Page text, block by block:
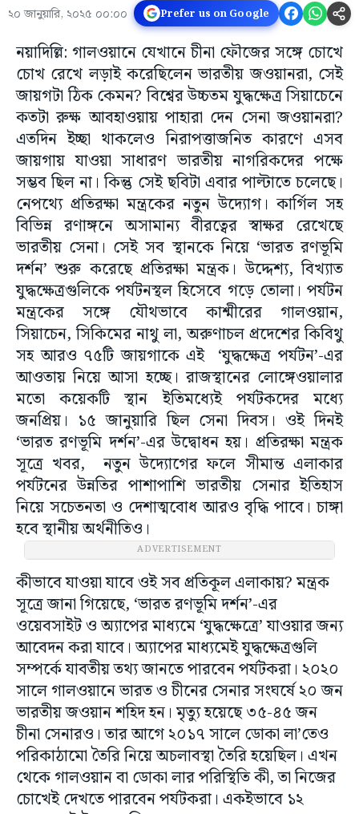
২০ জানুয়ারি, ২০২৫ ০০:০০ Prefer us on Google
নয়াদিল্লি: গালওয়ানে যেখানে চীনা ফৌজের সঙ্গে চোখে
চোখ রেখে লড়াই করেছিলেন ভারতীয় জওয়ানরা, সেই
জায়গটা ঠিক কেমন? বিশ্বের উচ্চতম যুদ্ধক্ষেত্র সিয়াচেনে
কতটা রুক্ষ আবহাওয়ায় পাহারা দেন সেনা জওয়ানরা?
এতদিন ইচ্ছা থাকলেও নিরাপত্তাজনিত কারণে এসব
জায়গায় যাওয়া সাধারণ ভারতীয় নাগরিকদের পক্ষে
সম্ভব ছিল না। কিন্তু সেই ছবিটা এবার পাল্টাতে চলেছে।
নেপথ্যে প্রতিরক্ষা মন্ত্রকের নতুন উদ্যোগ। কার্গিল সহ
বিভিন্ন রণাঙ্গনে অসামান্য বীরত্বের স্বাক্ষর রেখেছে
ভারতীয় সেনা। সেই সব স্থানকে নিয়ে ‘ভারত রণভূমি
দর্শন’ শুরু করেছে প্রতিরক্ষা মন্ত্রক। উদ্দেশ্য, বিখ্যাত
যুদ্ধক্ষেত্রগুলিকে পর্যটনস্থল হিসেবে গড়ে তোলা। পর্যটন
মন্ত্রকের সঙ্গে যৌথভাবে কাশ্মীরের গালওয়ান,
সিয়াচেন, সিকিমের নাথু লা, অরুণাচল প্রদেশের কিবিথু
সহ আরও ৭৫টি জায়গাকে এই ‘যুদ্ধক্ষেত্র পর্যটন’-এর
আওতায় নিয়ে আসা হচ্ছে। রাজস্থানের লোঙ্গেওয়ালার
মতো কয়েকটি স্থান ইতিমধ্যেই পর্যটকদের মধ্যে
জনপ্রিয়। ১৫ জানুয়ারি ছিল সেনা দিবস। ওই দিনই
‘ভারত রণভূমি দর্শন’-এর উদ্বোধন হয়। প্রতিরক্ষা মন্ত্রক
সূত্রে খবর, নতুন উদ্যোগের ফলে সীমান্ত এলাকার
পর্যটনের উন্নতির পাশাপাশি ভারতীয় সেনার ইতিহাস
নিয়ে সচেতনতা ও দেশাত্মবোধ আরও বৃদ্ধি পাবে। চাঙ্গা
হবে স্থানীয় অর্থনীতিও।
ADVERTISEMENT
কীভাবে যাওয়া যাবে ওই সব প্রতিকূল এলাকায়? মন্ত্রক
সূত্রে জানা গিয়েছে, ‘ভারত রণভূমি দর্শন’-এর
ওয়েবসাইট ও অ্যাপের মাধ্যমে ‘যুদ্ধক্ষেত্রে’ যাওয়ার জন্য
আবেদন করা যাবে। অ্যাপের মাধ্যমেই যুদ্ধক্ষেত্রগুলি
সম্পর্কে যাবতীয় তথ্য জানতে পারবেন পর্যটকরা। ২০২০
সালে গালওয়ানে ভারত ও চীনের সেনার সংঘর্ষে ২০ জন
ভারতীয় জওয়ান শহিদ হন। মৃত্যু হয়েছে ৩৫-৪৫ জন
চীনা সেনারও। তার আগে ২০১৭ সালে ডোকা লা’তেও
পরিকাঠামো তৈরি নিয়ে অচলাবস্থা তৈরি হয়েছিল। এখন
থেকে গালওয়ান বা ডোকা লার পরিস্থিতি কী, তা নিজের
চোখেই দেখতে পারবেন পর্যটকরা। একইভাবে ১২